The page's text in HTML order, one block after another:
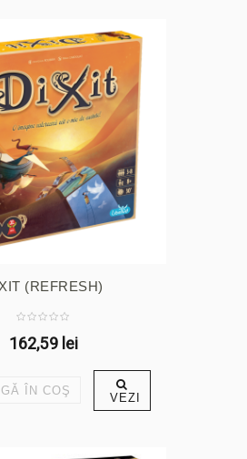
(REFRESH)
162,59 lei
ÎN COŞ VEZI